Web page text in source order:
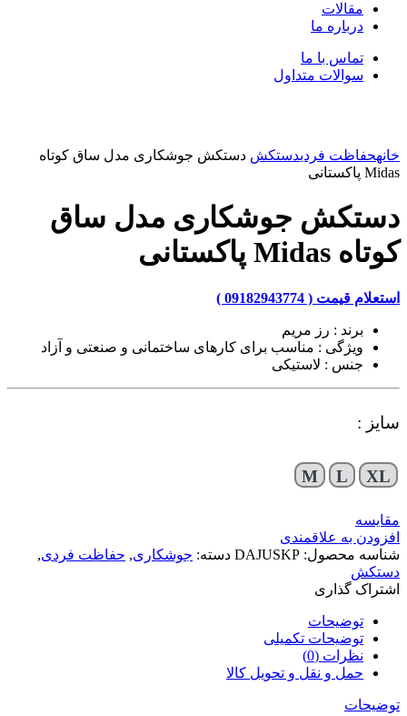
مقالات
درباره ما
تماس با ما
سوالات متداول
خانهحفاظت فردیدستکش دستکش جوشکاری مدل ساق کوتاه
Midas پاکستانی
دستکش جوشکاری مدل ساق
کوتاه Midas پاکستانی
استعلام قیمت ( 09182943774 )
برند : رز مریم
ویژگی : مناسب برای کارهای ساختمانی و صنعتی و آزاد
جنس : لاستیکی
سایز :
M L XL
مقایسه
افزودن به علاقمندی
شناسه محصول: DAJUSKP دسته: جوشکاری, حفاظت فردی,
دستکش
اشتراک گذاری
توضیحات
توضیحات تکمیلی
نظرات (0)
حمل و نقل و تحویل کالا
توضیحات